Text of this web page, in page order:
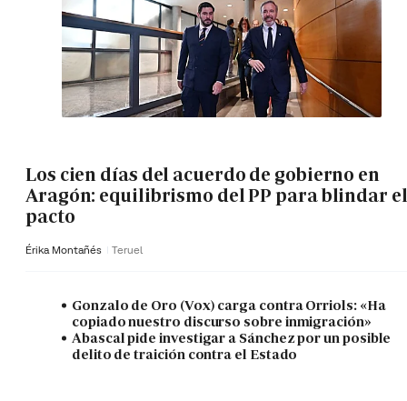
Los cien días del acuerdo de gobierno en
Aragón: equilibrismo del PP para blindar el
pacto
Érika Montañés Teruel
Gonzalo de Oro (Vox) carga contra Orriols: «Ha
copiado nuestro discurso sobre inmigración»
Abascal pide investigar a Sánchez por un posible
delito de traición contra el Estado